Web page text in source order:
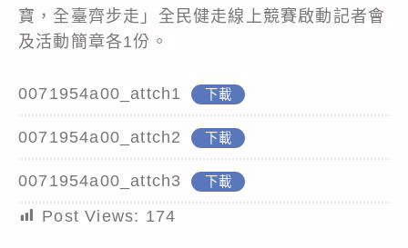
寶，全臺齊步走」全民健走線上競賽啟動記者會
及活動簡章各1份。
0071954a00_attch1 下載
0071954a00_attch2 下載
0071954a00_attch3 下載
Post Views: 174